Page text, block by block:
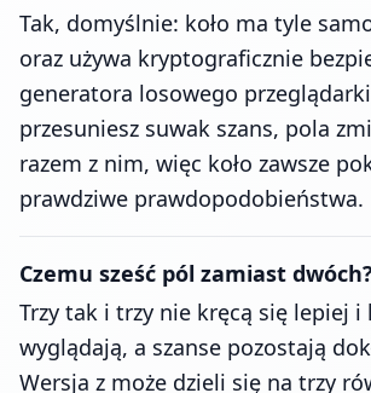
Tak, domyślnie: koło ma tyle
oraz używa kryptograficznie
generatora losowego
przesuniesz suwak szans, pola
razem z nim, więc koło zawsze
prawdziwe prawdopodobieństwa.
Czemu sześć pól zamiast dwóch?
Trzy tak i trzy nie kręcą się lepiej i
wyglądają, a szanse pozostają
Wersja z może dzieli się na trzy